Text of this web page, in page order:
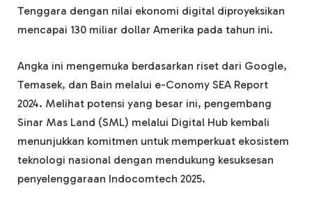
Tenggara dengan nilai ekonomi digital diproyeksikan
mencapai 130 miliar dollar Amerika pada tahun ini.
Angka ini mengemuka berdasarkan riset dari Google,
Temasek, dan Bain melalui e-Conomy SEA Report
2024. Melihat potensi yang besar ini, pengembang
Sinar Mas Land (SML) melalui Digital Hub kembali
menunjukkan komitmen untuk memperkuat ekosistem
teknologi nasional dengan mendukung kesuksesan
penyelenggaraan Indocomtech 2025.